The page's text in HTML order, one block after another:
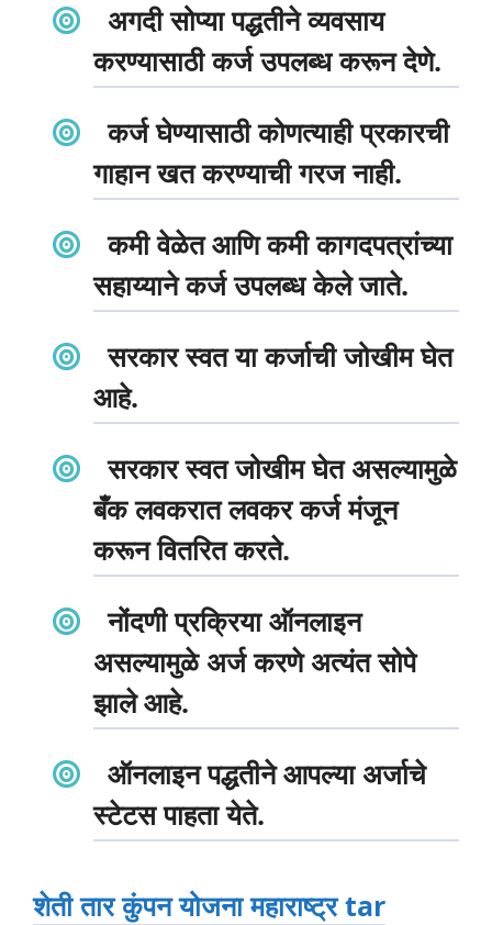
अगदी सोप्या पद्धतीने व्यवसाय
करण्यासाठी कर्ज उपलब्ध करून देणे.
कर्ज घेण्यासाठी कोणत्याही प्रकारची
गाहान खत करण्याची गरज नाही.
कमी वेळेत आणि कमी कागदपत्रांच्या
सहाय्याने कर्ज उपलब्ध केले जाते.
सरकार स्वत या कर्जाची जोखीम घेत
आहे.
सरकार स्वत जोखीम घेत असल्यामुळे
बँक लवकरात लवकर कर्ज मंजून
करून वितरित करते.
नोंदणी प्रक्रिया ऑनलाइन
असल्यामुळे अर्ज करणे अत्यंत सोपे
झाले आहे.
ऑनलाइन पद्धतीने आपल्या अर्जाचे
स्टेटस पाहता येते.
शेती तार कुंपन योजना महाराष्ट्र tar